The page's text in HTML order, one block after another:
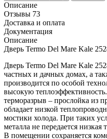
Описание
Отзывы 73
Доставка и оплата
Документация
Описание
Дверь Termo Del Mare Kale
Дверь Termo Del Mare Kale
частных и дачных домах, а
производится по особой
высокую
терморазрыв – прослойка из
обладает низкой
мостики холода. При таких
металла не передается
В помещении сохраняется